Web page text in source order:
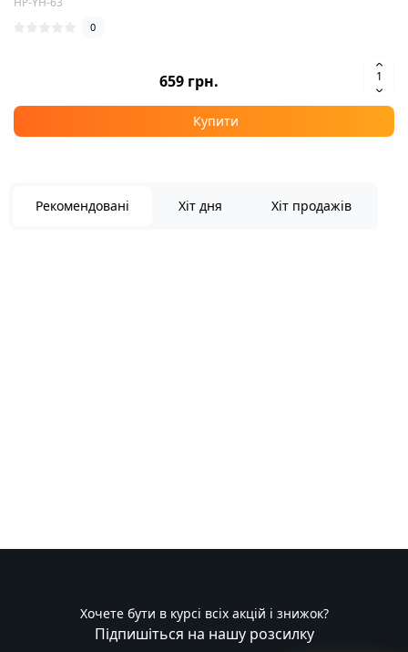
0
659 грн.
Купити
Рекомендовані Хіт дня Хіт продажів
Хочете бути в курсі всіх акцій і знижок?
Підпишіться на нашу розсилку